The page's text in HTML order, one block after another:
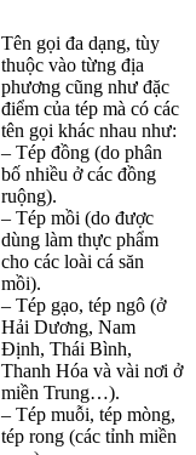
Tên gọi đa dạng, tùy
thuộc vào từng địa
phương cũng như đặc
điểm của tép mà có các
tên gọi khác nhau như:
– Tép đồng (do phân
bố nhiều ở các đồng
ruộng).
– Tép mồi (do được
dùng làm thực phẩm
cho các loài cá săn
mồi).
– Tép gạo, tép ngô (ở
Hải Dương, Nam
Định, Thái Bình,
Thanh Hóa và vài nơi ở
miền Trung…).
– Tép muỗi, tép mòng,
tép rong (các tỉnh miền